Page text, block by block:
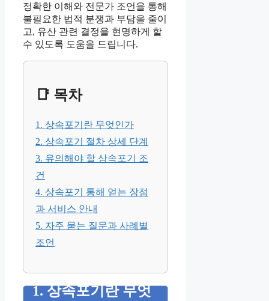
정확한 이해와 전문가 조언을 통해
불필요한 법적 분쟁과 부담을 줄이
고, 유산 관련 결정을 현명하게 할
수 있도록 도움을 드립니다.
📑 목차
1. 상속포기란 무엇인가
2. 상속포기 절차 상세 단계
3. 유의해야 할 상속포기 조
건
4. 상속포기 통해 얻는 장점
과 서비스 안내
5. 자주 묻는 질문과 사례별
조언
1. 상속포기란 무엇